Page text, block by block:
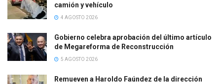
camión y vehículo
4 AGOSTO 2026
Gobierno celebra aprobación del último artículo
de Megareforma de Reconstrucción
5 AGOSTO 2026
Remueven a Haroldo Faúndez de la dirección